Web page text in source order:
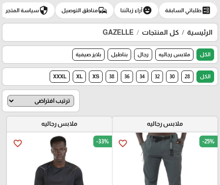
ballotطلباتي السابقة emoji_emotionsآراء زبائننا commuteمناطق التوصيل securityسياسة المتجر
الرئيسية كل المنتجات GAZELLE
الكل ملابس رجاليه رجال بناطيل بلايز صيفية
الكل 28
30
32
34
36
38
XS
XL
XXXL
ملابس رجاليه
favorite_border -25%
ملابس رجاليه
favorite_border -33%